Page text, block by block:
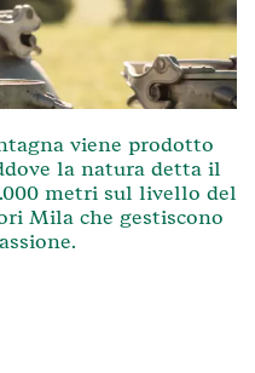
viene prodotto
la natura detta il
metri sul livello del
Mila che gestiscono